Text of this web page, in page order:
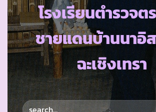
โรงเรียนตำรวจต
ชายแดนบ้านนาอิ
ฉะเชิงเทรา